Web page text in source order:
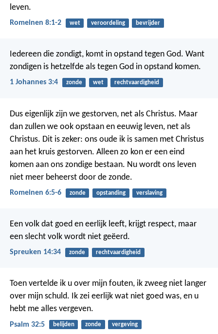
leven.
Romeinen 8:1-2 wet veroordeling bevrijder
Iedereen die zondigt, komt in opstand tegen God. Want
zondigen is hetzelfde als tegen God in opstand komen.
1 Johannes 3:4 zonde wet rechtvaardigheid
Dus eigenlijk zijn we gestorven, net als Christus. Maar
dan zullen we ook opstaan en eeuwig leven, net als
Christus. Dit is zeker: ons oude ik is samen met Christus
aan het kruis gestorven. Alleen zo kon er een eind
komen aan ons zondige bestaan. Nu wordt ons leven
niet meer beheerst door de zonde.
Romeinen 6:5-6 zonde opstanding verslaving
Een volk dat goed en eerlijk leeft, krijgt respect, maar
een slecht volk wordt niet geëerd.
Spreuken 14:34 zonde rechtvaardigheid
Toen vertelde ik u over mijn fouten, ik zweeg niet langer
over mijn schuld. Ik zei eerlijk wat niet goed was, en u
hebt me alles vergeven.
Psalm 32:5 belijden zonde vergeving